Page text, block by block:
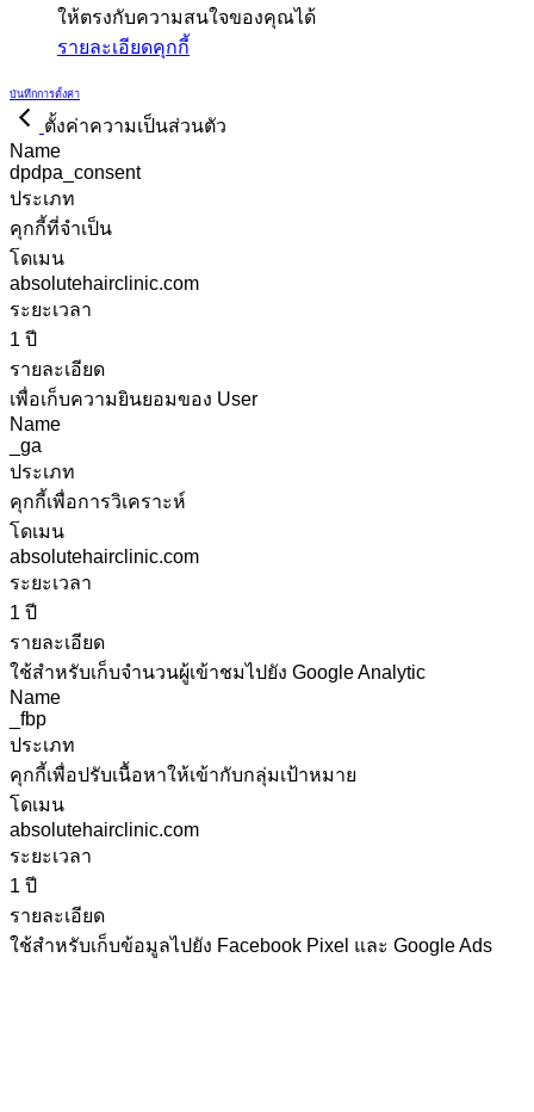
ให้ตรงกับความสนใจของคุณได้
รายละเอียดคุกกี้
บันทึกการตั้งค่า
ตั้งค่าความเป็นส่วนตัว
Name
dpdpa_consent
ประเภท
คุกกี้ที่จำเป็น
โดเมน
absolutehairclinic.com
ระยะเวลา
1 ปี
รายละเอียด
เพื่อเก็บความยินยอมของ User
Name
_ga
ประเภท
คุกกี้เพื่อการวิเคราะห์
โดเมน
absolutehairclinic.com
ระยะเวลา
1 ปี
รายละเอียด
ใช้สำหรับเก็บจำนวนผู้เข้าชมไปยัง Google Analytic
Name
_fbp
ประเภท
คุกกี้เพื่อปรับเนื้อหาให้เข้ากับกลุ่มเป้าหมาย
โดเมน
absolutehairclinic.com
ระยะเวลา
1 ปี
รายละเอียด
ใช้สำหรับเก็บข้อมูลไปยัง Facebook Pixel และ Google Ads